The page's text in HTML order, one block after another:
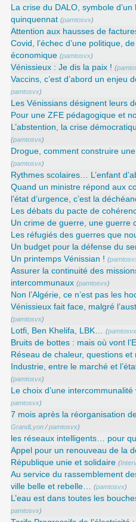
La crise du DALO, symbole
quinquennat (pamtosvx)
Attention aux hausses de
Covid, l’échec d’une politique,
économique (pamtosvx)
Vénissieux : Je dis la paix ! (
Vaccins, c’est d’abord un enjeu
pamtosvx)
Les Vénissians désignent leurs
Pour une ZFE pédagogique et
L’abstention, la crise
(pamtosvx)
Drogue, comment construire
(pamtosvx)
Rythmes scolaires… L’enfant
Quand un ministre répond aux
l’état d’urgence, c’est la
Les débats du pacte de
Un crime de guerre, une guerre
Les réfugiés des guerres que
Un budget pour la défense du
Un printemps Vénissian ! (
Assurer la continuité des
intercommunaux (pamtosvx)
Non l’Algérie, ce n’est pas les
Vénissieux fait face, malgré
(pamtosvx)
Lotfi, Ben Khelifa, LBK… (pamtosvx
Bruits de bottes : mais où vont
Réseau de chaleur, questions et
Industrie, entre le marché et
(pamtosvx)
Le choix d’une
pamtosvx)
7 mois après la réorganisation
GrandLyon /pamtosvx)
les réseaux intelligents… pour
Appel pour un renouveau de la
République unie et solidaire (
Au service du rassemblement
ville belle et rebelle…
(pamtosvx)
L’eau est dans toutes les
pamtosvx)